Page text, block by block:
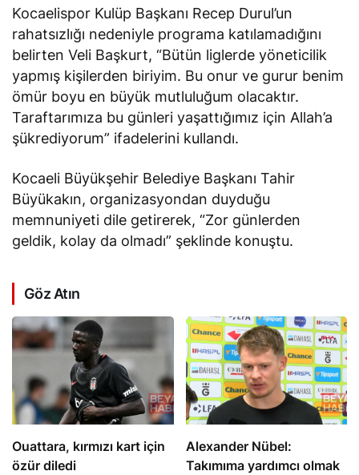
Kocaelispor Kulüp Başkanı Recep Durul’un
rahatsızlığı nedeniyle programa katılamadığını
belirten Veli Başkurt, “Bütün liglerde yöneticilik
yapmış kişilerden biriyim. Bu onur ve gurur benim
ömür boyu en büyük mutluluğum olacaktır.
Taraftarımıza bu günleri yaşattığımız için Allah’a
şükrediyorum” ifadelerini kullandı.
Kocaeli Büyükşehir Belediye Başkanı Tahir
Büyükakın, organizasyondan duyduğu
memnuniyeti dile getirerek, “Zor günlerden
geldik, kolay da olmadı” şeklinde konuştu.
Göz Atın
Ouattara, kırmızı kart için
özür diledi
Alexander Nübel:
Takımıma yardımcı olmak